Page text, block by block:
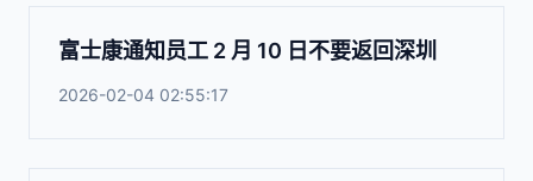
富士康通知员工 2 月 10 日不要返回深圳
2026-02-04 02:55:17